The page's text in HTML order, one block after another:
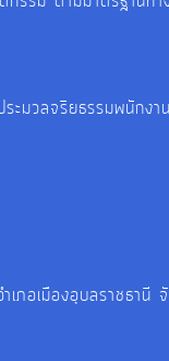
ะมวลจริยธรรมพนักงา
ภอเมืองอุบลราชธานี